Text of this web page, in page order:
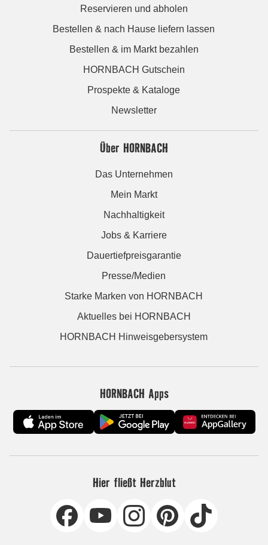
Reservieren und abholen
Bestellen & nach Hause liefern lassen
Bestellen & im Markt bezahlen
HORNBACH Gutschein
Prospekte & Kataloge
Newsletter
Über HORNBACH
Das Unternehmen
Mein Markt
Nachhaltigkeit
Jobs & Karriere
Dauertiefpreisgarantie
Presse/Medien
Starke Marken von HORNBACH
Aktuelles bei HORNBACH
HORNBACH Hinweisgebersystem
HORNBACH Apps
Hier fließt Herzblut